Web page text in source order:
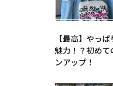
【最高】やっ
魅力！？初め
ンアップ！